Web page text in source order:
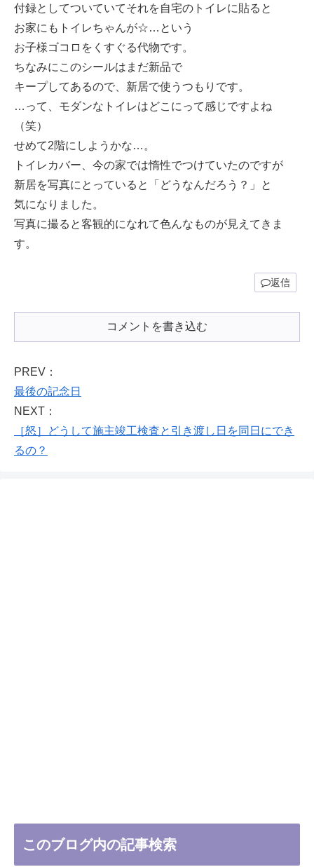
付録としてついていてそれを自宅のトイレに貼ると
お家にもトイレちゃんが☆…という
お子様ゴコロをくすぐる代物です。
ちなみにこのシールはまだ新品で
キープしてあるので、新居で使うつもりです。
…って、モダンなトイレはどこにって感じですよね
（笑）
せめて2階にしようかな…。
トイレカバー、今の家では惰性でつけていたのですが
新居を写真にとっていると「どうなんだろう？」と
気になりました。
写真に撮ると客観的になれて色んなものが見えてきま
す。
返信
コメントを書き込む
PREV：
最後の記念日
NEXT：
［怒］どうして施主竣工検査と引き渡し日を同日にでき
るの？
このブログ内の記事検索